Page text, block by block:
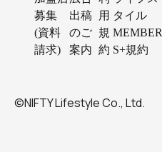
募集
(資料
請求)
出稿
のご
案内
用
規
約
タイル
MEMBER
S+規約
©NIFTY Lifestyle Co., Ltd.